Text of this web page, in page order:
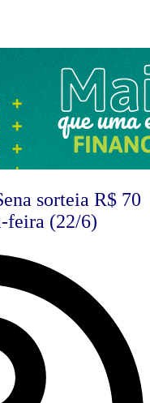
sorteia R$ 70
feira (22/6)